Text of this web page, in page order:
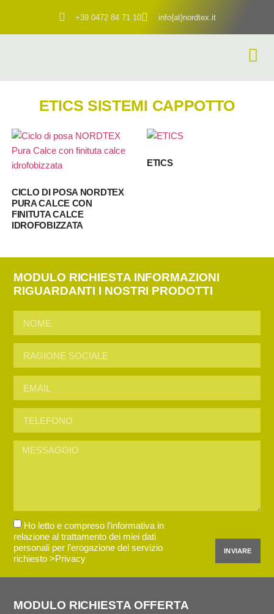
+39 0472 84 71 10 info{at}nordtex.it
ETICS SISTEMI CAPPOTTO
CICLO DI POSA NORDTEX
PURA CALCE CON
FINITUTA CALCE
IDROFOBIZZATA
ETICS
MODULO RICHIESTA INFORMAZIONI
RIGUARDANTI I NOSTRI PRODOTTI
Ho letto e compreso l’informativa in
relazione al trattamento dei miei dati
personali per l’erogazione del servizio
richiesto>Privacy
INVIARE
MODULO RICHIESTA OFFERTA